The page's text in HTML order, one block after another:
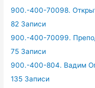
900.-400-70098.
82 Записи
900.-400-70099.
75 Записи
900.-400-804. Вадим
135 Записи